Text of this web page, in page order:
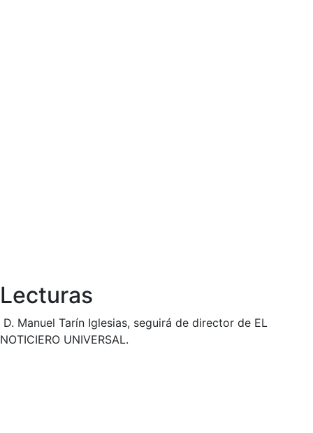
Lecturas
D. Manuel Tarín Iglesias, seguirá de director de EL
NOTICIERO UNIVERSAL.